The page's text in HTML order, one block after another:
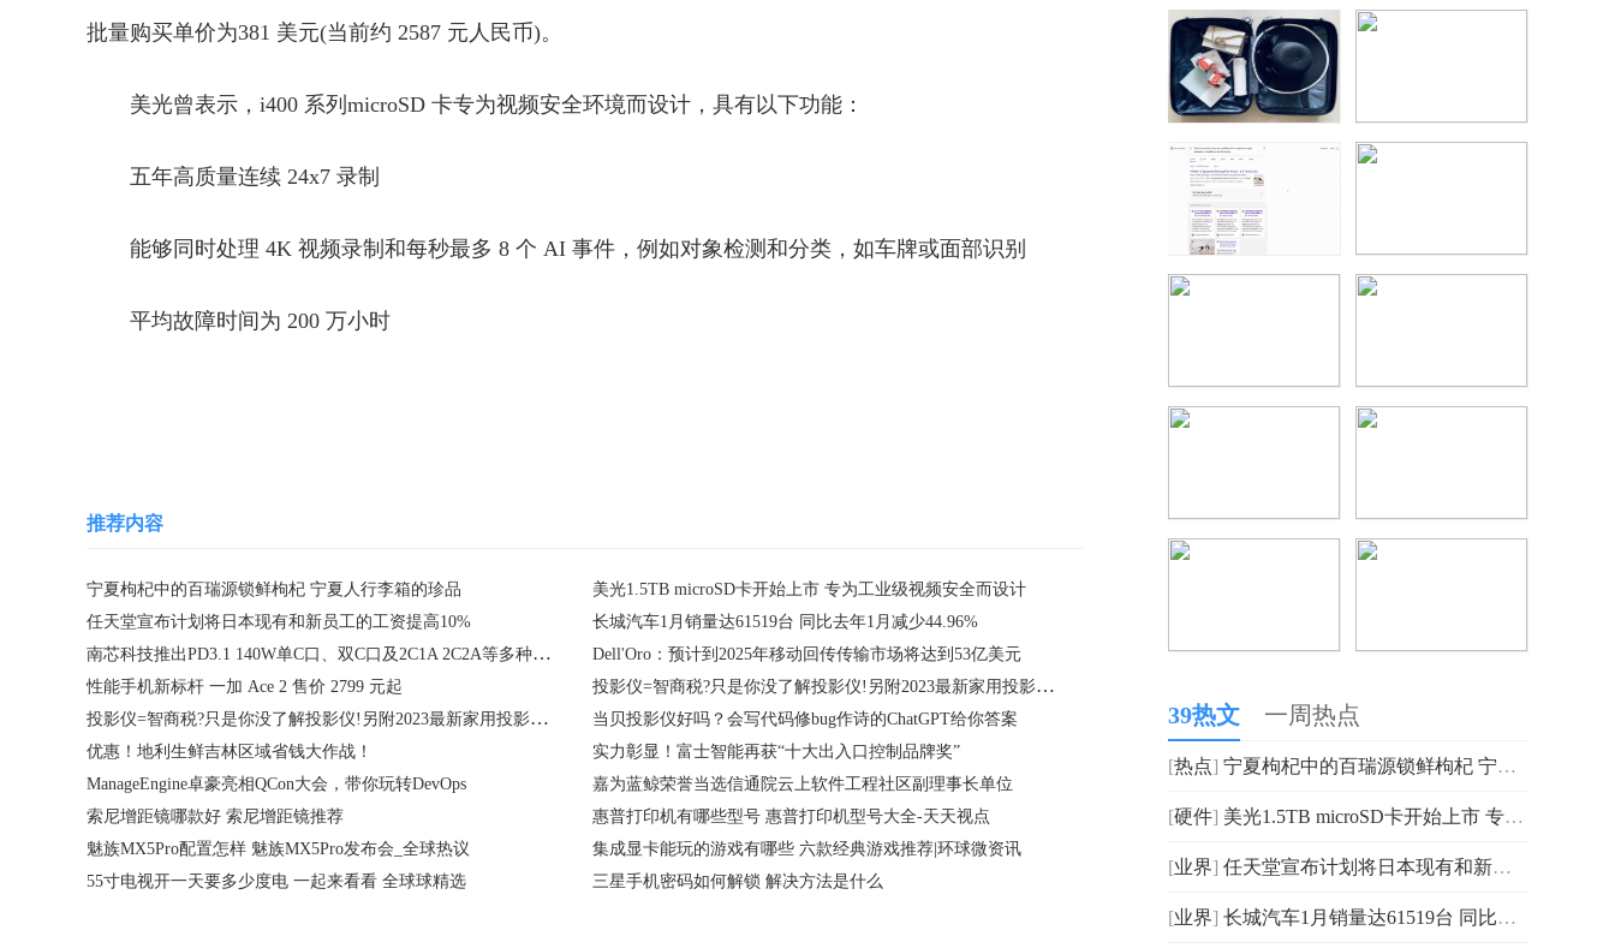
批量购买单价为381 美元(当前约 2587 元人民币)。
美光曾表示，i400 系列microSD 卡专为视频安全环境而设计，具有以下功能：
五年高质量连续 24x7 录制
能够同时处理 4K 视频录制和每秒最多 8 个 AI 事件，例如对象检测和分类，如车牌或面部识别
平均故障时间为 200 万小时
推荐内容
宁夏枸杞中的百瑞源锁鲜枸杞 宁夏人行李箱的珍品
美光1.5TB microSD卡开始上市 专为工业级视频安全而设计
任天堂宣布计划将日本现有和新员工的工资提高10%
长城汽车1月销量达61519台 同比去年1月减少44.96%
南芯科技推出PD3.1 140W单C口、双C口及2C1A 2C2A等多种快充电源方案
Dell'Oro：预计到2025年移动回传传输市场将达到53亿美元
性能手机新标杆 一加 Ace 2 售价 2799 元起
投影仪=智商税?只是你没了解投影仪!另附2023最新家用投影仪推荐
投影仪=智商税?只是你没了解投影仪!另附2023最新家用投影仪推荐
当贝投影仪好吗？会写代码修bug作诗的ChatGPT给你答案
优惠！地利生鲜吉林区域省钱大作战！
实力彰显！富士智能再获“十大出入口控制品牌奖”
ManageEngine卓豪亮相QCon大会，带你玩转DevOps
嘉为蓝鲸荣誉当选信通院云上软件工程社区副理事长单位
索尼增距镜哪款好 索尼增距镜推荐
惠普打印机有哪些型号 惠普打印机型号大全-天天视点
魅族MX5Pro配置怎样 魅族MX5Pro发布会_全球热议
集成显卡能玩的游戏有哪些 六款经典游戏推荐|环球微资讯
55寸电视开一天要多少度电 一起来看看 全球球精选
三星手机密码如何解锁 解决方法是什么
39热文 一周热点
[热点] 宁夏枸杞中的百瑞源锁鲜枸杞 宁夏人行李箱的珍品
[硬件] 美光1.5TB microSD卡开始上市 专为工业级视频安全而设计
[业界] 任天堂宣布计划将日本现有和新员工的工资提高10%
[业界] 长城汽车1月销量达61519台 同比去年1月减少44.96%